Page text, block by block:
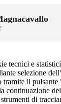
tecnici e
selezione
il pulsante
continuazione
di